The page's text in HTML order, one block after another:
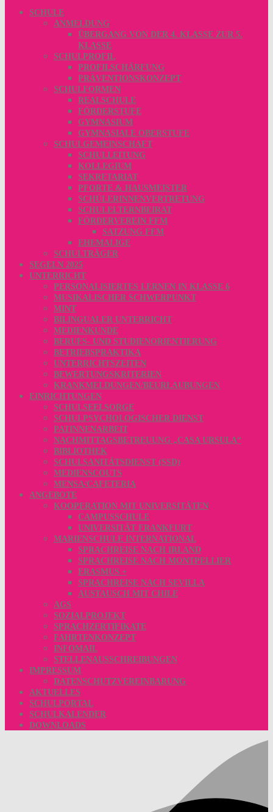
SCHULE
ANMELDUNG
ÜBERGANG VON DER 4. KLASSE ZUR 5.
KLASSE
SCHULPROFIL
PROFILSCHÄRFUNG
PRÄVENTIONSKONZEPT
SCHULFORMEN
REALSCHULE
FÖRDERSTUFE
GYMNASIUM
GYMNASIALE OBERSTUFE
SCHULGEMEINSCHAFT
SCHULLEITUNG
KOLLEGIUM
SEKRETARIAT
PFORTE & HAUSMEISTER
SCHÜLERINNENVERTRETUNG
SCHULELTERNBEIRAT
FÖRDERVEREIN FFM
SATZUNG FFM
EHEMALIGE
SCHULTRÄGER
SEGELN 2025
UNTERRICHT
PERSONALISIERTES LERNEN IN KLASSE 6
MUSIKALISCHER SCHWERPUNKT
MINT
BILINGUALER UNTERRICHT
MEDIENKUNDE
BERUFS- UND STUDIENORIENTIERUNG
BETRIEBSPRAKTIKA
UNTERRICHTSZEITEN
BEWERTUNGSKRITERIEN
KRANKMELDUNGEN/BEURLAUBUNGEN
EINRICHTUNGEN
SCHULSEELSORGE
SCHULPSYCHOLOGISCHER DIENST
PATINNENARBEIT
NACHMITTAGSBETREUUNG „CASA URSULA“
BIBLIOTHEK
SCHULSANITÄTSDIENST (SSD)
MEDIENSCOUTS
MENSA/CAFETERIA
ANGEBOTE
KOOPERATION MIT UNIVERSITÄTEN
CAMPUSSCHULE
UNIVERSITÄT FRANKFURT
MARIENSCHULE INTERNATIONAL
SPRACHREISE NACH IRLAND
SPRACHREISE NACH MONTPELLIER
ERASMUS +
SPRACHREISE NACH SEVILLA
AUSTAUSCH MIT CHILE
AGS
SOZIALPROJEKT
SPRACHZERTIFIKATE
FAHRTENKONZEPT
INFOMAIL
STELLENAUSSCHREIBUNGEN
IMPRESSUM
DATENSCHUTZVEREINBARUNG
AKTUELLES
SCHULPORTAL
SCHULKALENDER
DOWNLOADS